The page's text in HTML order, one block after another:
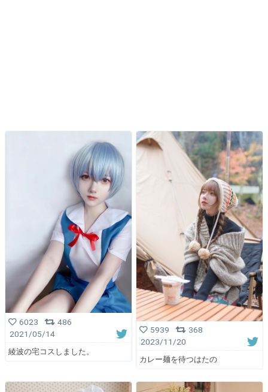
6023
486
2021/05/14
綾波の宅コスしました。
5939
368
2023/11/20
カレー麺を待つはたの